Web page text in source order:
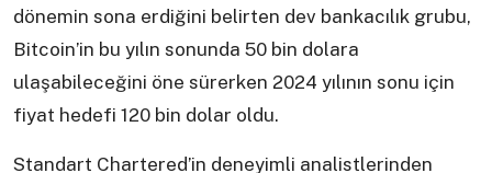
dönemin sona erdiğini belirten dev bankacılık grubu,
Bitcoin’in bu yılın sonunda 50 bin dolara
ulaşabileceğini öne sürerken 2024 yılının sonu için
fiyat hedefi 120 bin dolar oldu.
Standart Chartered’in deneyimli analistlerinden